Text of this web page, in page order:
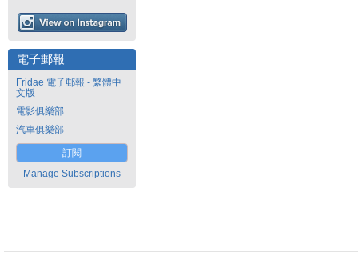
電子郵報
Fridae 電子郵報 - 繁體中
文版
電影俱樂部
汽車俱樂部
訂閱
Manage Subscriptions